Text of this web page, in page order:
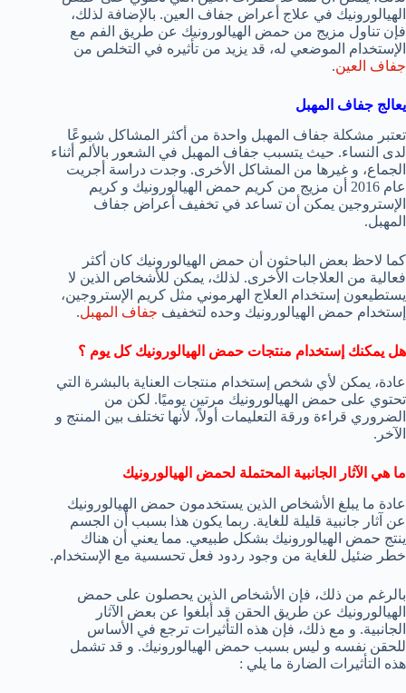
الهيالورونيك في علاج أعراض جفاف العين. بالإضافة لذلك،
فإن تناول مزيج من حمض الهيالورونيك عن طريق الفم مع
الإستخدام الموضعي له، قد يزيد من تأثيره في التخلص من
جفاف العين.
يعالج جفاف المهبل
تعتبر مشكلة جفاف المهبل واحدة من أكثر المشاكل شيوعًا
لدى النساء. حيث يتسبب جفاف المهبل في الشعور بالألم أثناء
الجماع، و غيرها من المشاكل الأخرى. وجدت دراسة أجريت
عام 2016 أن مزيج من كريم حمض الهيالورونيك و كريم
الإستروجين يمكن أن تساعد في تخفيف أعراض جفاف
المهبل.
كما لاحظ بعض الباحثون أن حمض الهيالورونيك كان أكثر
فعالية من العلاجات الأخرى. لذلك، يمكن للأشخاص الذين لا
يستطيعون إستخدام العلاج الهرموني مثل كريم الإستروجين،
إستخدام حمض الهيالورونيك وحده لتخفيف جفاف المهبل.
هل يمكنك إستخدام منتجات حمض الهيالورونيك كل يوم ؟
عادة، يمكن لأي شخص إستخدام منتجات العناية بالبشرة التي
تحتوي على حمض الهيالورونيك مرتين يوميًا. لكن من
الضروري قراءة ورقة التعليمات أولاً، لأنها تختلف بين المنتج و
الآخر.
ما هي الآثار الجانبية المحتملة لحمض الهيالورونيك
عادة ما يبلغ الأشخاص الذين يستخدمون حمض الهيالورونيك
عن آثار جانبية قليلة للغاية. ربما يكون هذا بسبب أن الجسم
ينتج حمض الهيالورونيك بشكل طبيعي. مما يعني أن هناك
خطر ضئيل للغاية من وجود ردود فعل تحسسية مع الإستخدام.
بالرغم من ذلك، فإن الأشخاص الذين يحصلون على حمض
الهيالورونيك عن طريق الحقن قد أبلغوا عن بعض الآثار
الجانبية. و مع ذلك، فإن هذه التأثيرات ترجع في الأساس
للحقن نفسه و ليس بسبب حمض الهيالورونيك. و قد تشمل
هذه التأثيرات الضارة ما يلي :